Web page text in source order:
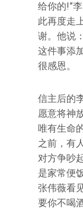
给你的!”
此再度走
谢。他说
这件事添
很感恩。
信主后的
愿意将神
唯有生命
之前，有
对方争吵
是家常便
张伟薇看
要你不喝